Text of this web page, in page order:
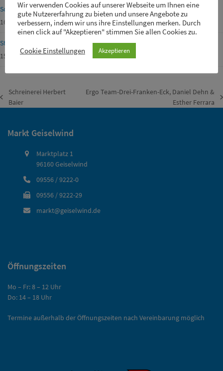
Schülerbetreuer m/w/d für unsere Drei-Franken-Grundschule gesucht
16. Juni 2026
Straßensperrungen von Gemeinde-, Kreis-, Staats- und Fernstraßen
15. Juni 2026
vorheriger
Schreinerei Herbert
Baier
Ergo Team-Drei-Franken-Eck, Daniel Dehn &
Esther Ferrara
Markt Geiselwind
Marktplatz 1
96160 Geiselwind
09556 / 9222-0
09556 / 9222-29
markt@geiselwind.de
Öffnungszeiten
Mo – Fr: 8 – 12 Uhr
Do: 14 – 18 Uhr
Termine außerhalb der Öffnungszeiten nach Vereinbarung möglich
Wir verwenden Cookies auf unserer Webseite um Ihnen eine
gute Nutzererfahrung zu bieten und unsere Angebote zu
verbessern, indem wir uns ihre Einstellungen merken. Durch
einen click auf "Akzeptieren" stimmen Sie allen Cookies zu.
Cookie Einstellungen Akzeptieren